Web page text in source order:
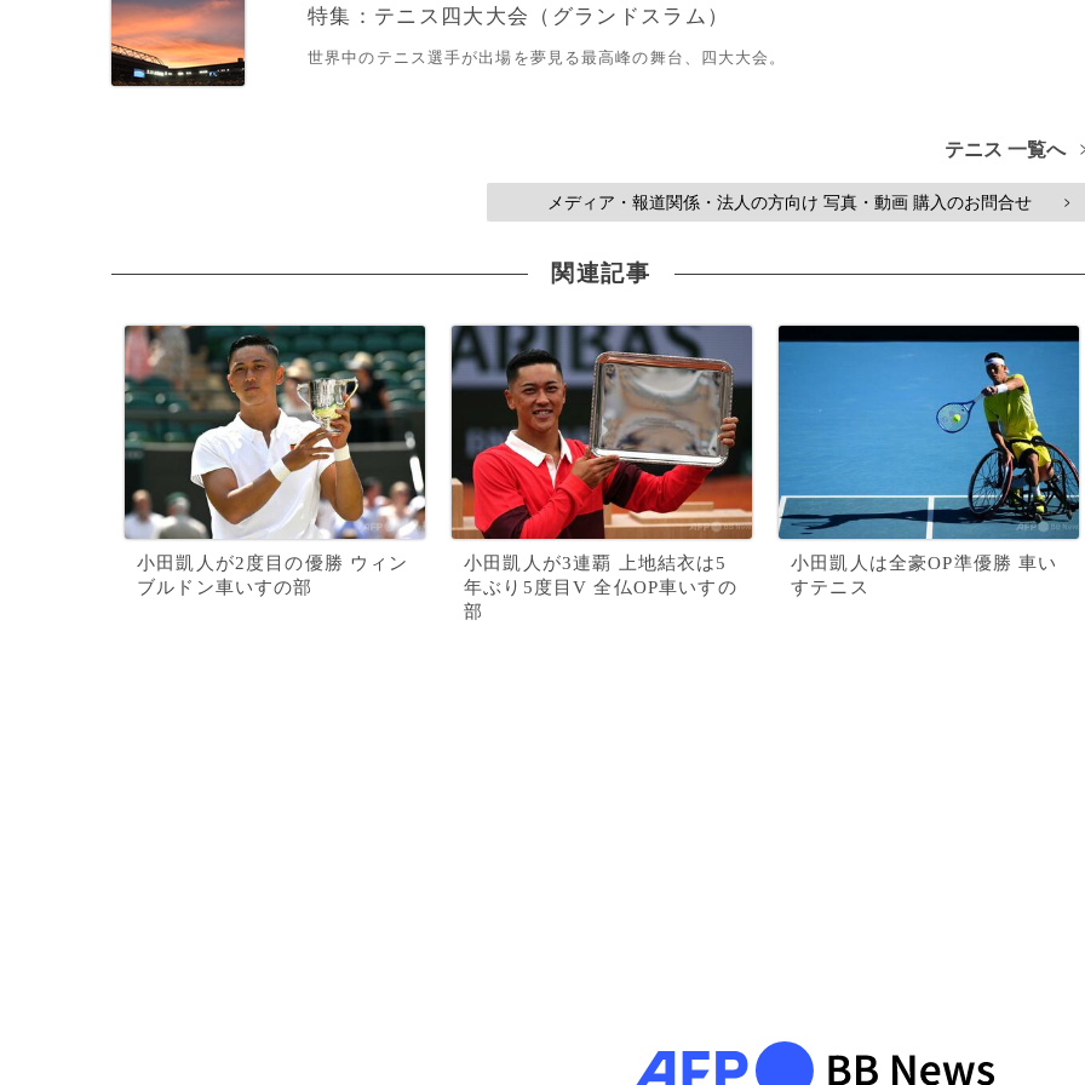
特集：テニス四大大会（グランドスラム）
世界中のテニス選手が出場を夢見る最高峰の舞台、四大大会。
テニス 一覧へ
メディア・報道関係・法人の方向け 写真・動画 購入のお問合せ >
関連記事
小田凱人が2度目の優勝 ウィン
ブルドン車いすの部
小田凱人が3連覇 上地結衣は5
年ぶり5度目V 全仏OP車いすの
部
小田凱人は全豪OP準優勝 車い
すテニス